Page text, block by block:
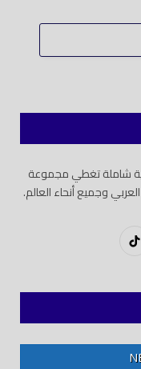
شاملة تغطي مجموعة
وجميع أنحاء العالم.
تيك